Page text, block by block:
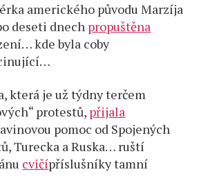
amerického původu Marzíja
deseti dnech propuštěna
kde byla coby
která je už týdny terčem
protestů, přijala
pomoc od Spojených
Turecka a Ruska… ruští
cvičípříslušníky tamní